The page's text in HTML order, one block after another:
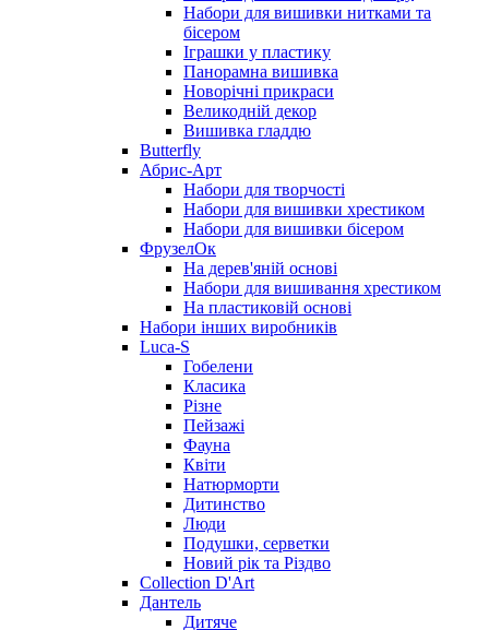
Набори для вишивки нитками та
бісером
Іграшки у пластику
Панорамна вишивка
Новорічні прикраси
Великодній декор
Вишивка гладдю
Butterfly
Абрис-Арт
Набори для творчості
Набори для вишивки хрестиком
Набори для вишивки бісером
ФрузелОк
На дерев'яній основі
Набори для вишивання хрестиком
На пластиковій основі
Набори інших виробників
Luca-S
Гобелени
Класика
Різне
Пейзажі
Фауна
Квіти
Натюрморти
Дитинство
Люди
Подушки, серветки
Новий рік та Різдво
Collection D'Art
Дантель
Дитяче